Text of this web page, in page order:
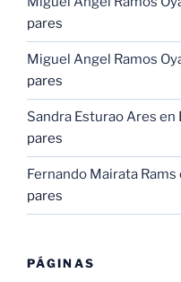
pares
Miguel Angel Ramos
pares
Sandra Esturao Ares en
pares
Fernando Mairata Rams
pares
PÁGINAS